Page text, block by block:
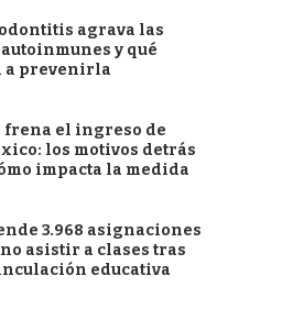
agrava las
y qué
a prevenirla
frena el ingreso de
los motivos detrás
impacta la medida
3.968 asignaciones
asistir a clases tras
educativa